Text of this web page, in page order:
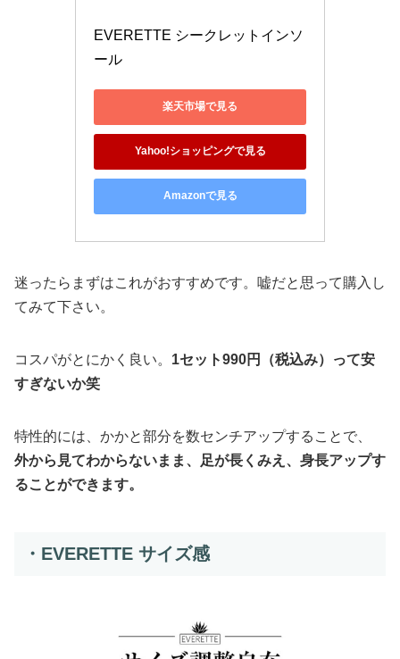
EVERETTE シークレットインソ
ール
楽天市場で見る
Yahoo!ショッピングで見る
Amazonで見る
迷ったらまずはこれがおすすめです。嘘だと思って購入し
てみて下さい。
コスパがとにかく良い。 1セット990円（税込み）って安
すぎないか笑
特性的には、かかと部分を数センチアップすることで、
外から見てわからないまま、足が長くみえ、身長アップす
ることができます。
・EVERETTE サイズ感